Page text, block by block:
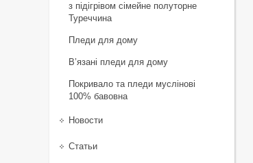
з підігрівом сімейне полуторне
Туреччина
Пледи для дому
В’язані пледи для дому
Покривало та пледи муслінові
100% бавовна
Новости
Статьи